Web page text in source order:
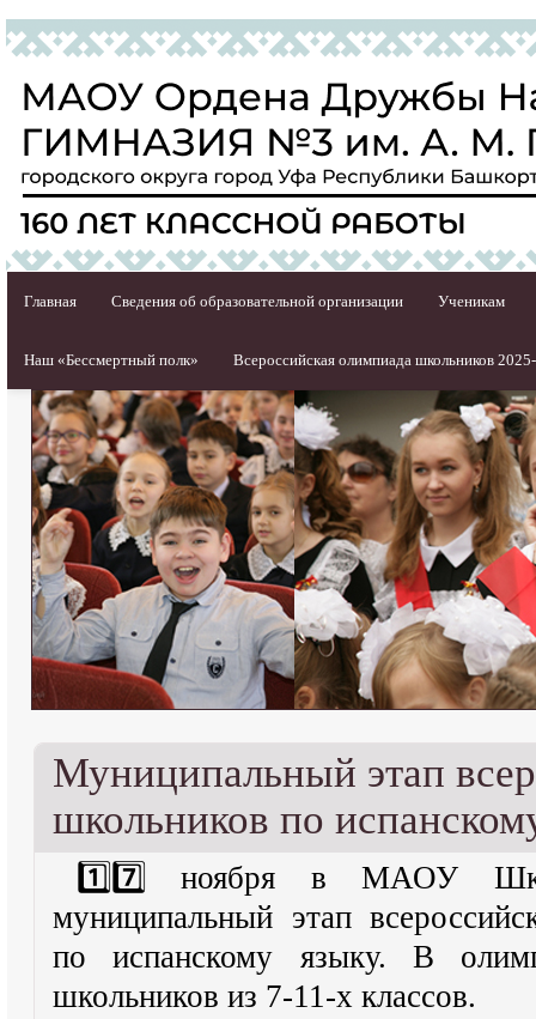
Главная Сведения об образовательной организации Ученикам
Наш «Бессмертный полк» Всероссийская олимпиада школьников
Муниципальный этап
школьников по
1️⃣7️⃣ ноября в МАОУ
муниципальный этап
по испанскому языку. В
школьников из 7-11-х классов.